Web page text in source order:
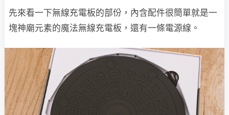
先來看一下無線充電板的部份，內含配件很簡單就是一
塊神廟元素的魔法無線充電板，還有一條電源線。